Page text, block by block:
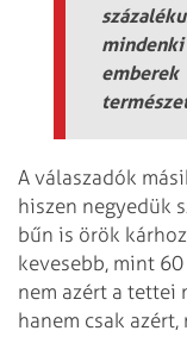
A válaszadók
hiszen negyedük
bűn is örök
kevesebb, mint
nem azért a tettei
hanem csak azért,